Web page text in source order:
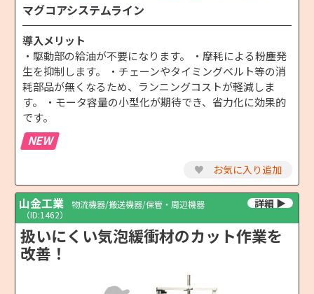
マグコアシステムライン
導入メリット
・駆動部の給油が不要になります。 ・摩耗による粉塵発
生を抑制します。 ・チェーンやタイミングベルト等の消
耗部品が無くなるため、ランニングコストが軽減しま
す。 ・モータ容量の小型化が期待でき、省力化に効果的
です。
NEW
♥ お気に入り追加
山金工業
物流機器/搬送機器/保管・周辺機器
（ID:1462）
扱いにくい気泡緩衝材のカット作業を
改善！